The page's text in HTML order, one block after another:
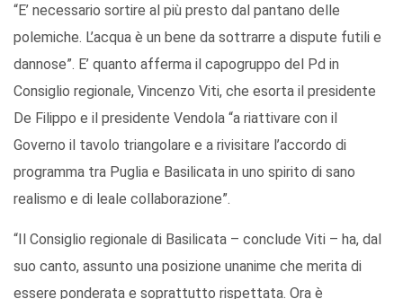
“E’ necessario sortire al più presto dal pantano delle
polemiche. L’acqua è un bene da sottrarre a dispute futili e
dannose”. E’ quanto afferma il capogruppo del Pd in
Consiglio regionale, Vincenzo Viti, che esorta il presidente
De Filippo e il presidente Vendola “a riattivare con il
Governo il tavolo triangolare e a rivisitare l’accordo di
programma tra Puglia e Basilicata in uno spirito di sano
realismo e di leale collaborazione”.
“Il Consiglio regionale di Basilicata – conclude Viti – ha, dal
suo canto, assunto una posizione unanime che merita di
essere ponderata e soprattutto rispettata. Ora è